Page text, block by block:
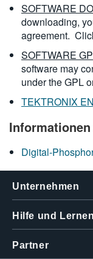
SOFTWARE
downloading,
agreement.
SOFTWARE
software may
under the GPL
TEKTRONIX
Digital-
Unternehmen
Hilfe und Lernen
Partner